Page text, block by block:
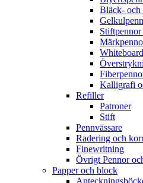
Bläck- och
Kalligrafi
Refiller
Patroner
Stift
Pennvässare
Radering och
Finewritning
Övrigt Pennor
Papper och block